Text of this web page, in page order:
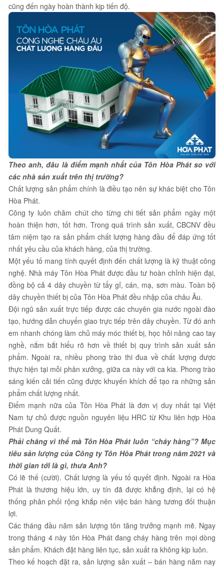
cũng đến ngày hoàn thành kịp tiến độ.
Theo anh, đâu là điểm mạnh nhất của Tôn Hòa Phát so với
các nhà sản xuất trên thị trường?
Chất lượng sản phẩm chính là điều tạo nên sự khác biệt cho Tôn
Hòa Phát.
Công ty luôn chăm chút cho từng chi tiết sản phẩm ngày một
hoàn thiện hơn, tốt hơn. Trong quá trình sản xuất, CBCNV đều
tâm niệm tạo ra sản phẩm chất lượng hàng đầu để đáp ứng tốt
nhất yêu cầu của khách hàng, của thị trường.
Một yếu tố mang tính quyết định đến chất lượng là kỹ thuật công
nghệ. Nhà máy Tôn Hòa Phát được đầu tư hoàn chỉnh hiện đại,
đồng bộ cả 4 dây chuyền từ tẩy gỉ, cán, mạ, sơn màu. Toàn bộ
dây chuyền thiết bị của Tôn Hòa Phát đều nhập của châu Âu.
Đội ngũ sản xuất trực tiếp được các chuyên gia nước ngoài đào
tạo, hướng dẫn chuyển giao trực tiếp trên dây chuyền. Từ đó anh
em nhanh chóng làm chủ máy móc thiết bị, học hỏi nâng cao tay
nghề, nắm bắt hiểu rõ hơn về thiết bị quy trình sản xuất sản
phẩm. Ngoài ra, nhiều phong trào thi đua về chất lượng được
thực hiện tại mỗi phân xưởng, giữa ca này với ca kia. Phong trào
sáng kiến cải tiến cũng được khuyến khích để tạo ra những sản
phẩm chất lượng nhất.
Điểm mạnh nữa của Tôn Hòa Phát là đơn vị duy nhất tại Việt
Nam tự chủ được nguồn nguyên liệu HRC từ Khu liên hợp Hòa
Phát Dung Quất.
Phải chăng vì thế mà Tôn Hòa Phát luôn “cháy hàng”? Mục
tiêu sản lượng của Công ty Tôn Hòa Phát trong năm 2021 và
thời gian tới là gì, thưa Anh?
Có lẽ thế (cười). Chất lượng là yếu tố quyết định. Ngoài ra Hòa
Phát là thương hiệu lớn, uy tín đã được khẳng định, lại có hệ
thống phân phối rộng khắp nên việc bán hàng tương đối thuận
lợi.
Các tháng đầu năm sản lượng tôn tăng trưởng mạnh mẽ. Ngay
trong tháng 4 này tôn Hòa Phát đang cháy hàng trên mọi dòng
sản phẩm. Khách đặt hàng liên tục, sản xuất ra không kịp luôn.
Theo kế hoạch đặt ra, sản lượng sản xuất – bán hàng năm nay